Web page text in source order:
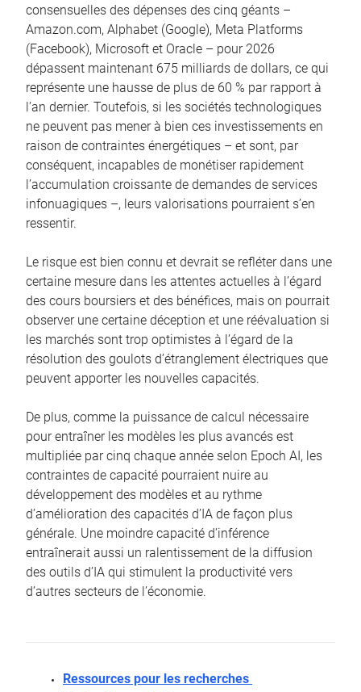
consensuelles des dépenses des cinq géants –
Amazon.com, Alphabet (Google), Meta Platforms
(Facebook), Microsoft et Oracle – pour 2026
dépassent maintenant 675 milliards de dollars, ce qui
représente une hausse de plus de 60 % par rapport à
l’an dernier. Toutefois, si les sociétés technologiques
ne peuvent pas mener à bien ces investissements en
raison de contraintes énergétiques – et sont, par
conséquent, incapables de monétiser rapidement
l’accumulation croissante de demandes de services
infonuagiques –, leurs valorisations pourraient s’en
ressentir.
Le risque est bien connu et devrait se refléter dans une
certaine mesure dans les attentes actuelles à l’égard
des cours boursiers et des bénéfices, mais on pourrait
observer une certaine déception et une réévaluation si
les marchés sont trop optimistes à l’égard de la
résolution des goulots d’étranglement électriques que
peuvent apporter les nouvelles capacités.
De plus, comme la puissance de calcul nécessaire
pour entraîner les modèles les plus avancés est
multipliée par cinq chaque année selon Epoch AI, les
contraintes de capacité pourraient nuire au
développement des modèles et au rythme
d’amélioration des capacités d’IA de façon plus
générale. Une moindre capacité d’inférence
entraînerait aussi un ralentissement de la diffusion
des outils d’IA qui stimulent la productivité vers
d’autres secteurs de l’économie.
Ressources pour les recherches